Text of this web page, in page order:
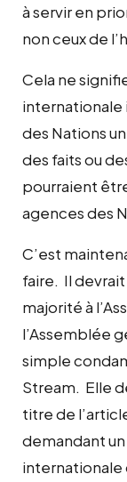
à servir en
non ceux de
Cela ne
internationale
des Nations
des faits ou
pourraient
agences des
C’est
faire. Il
majorité à
l’Assemblée
simple
Stream. Elle
titre de
demandant
internationale